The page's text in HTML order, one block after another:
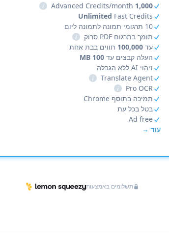
1,000
i
Unlimited Fast Credits
10 תרגומי תמונה לתמונה ליום
תומך בתרגום PDF סרוק
i
עד100,000 תווים בבת אחת
העלה קבצים עד100 MB
זיהוי AI ללא הגבלה
Translate Agent
i
Pro OCR
i
תמיכה בתוסף Chrome
בטל בכל עת
Ad free
עוד →
תשלומים באמצעות